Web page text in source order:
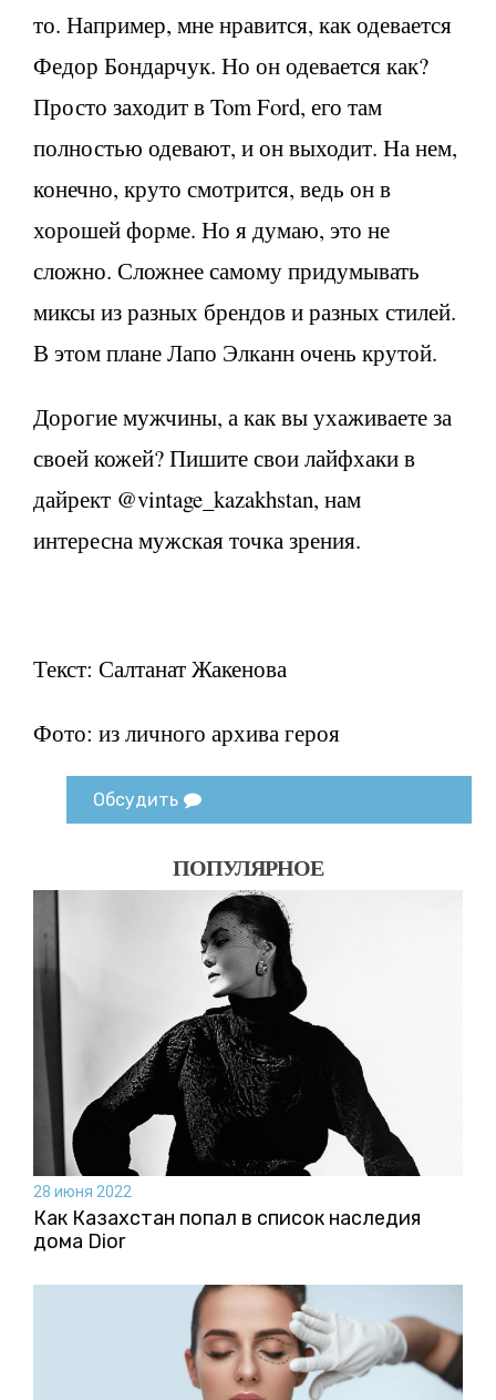
то. Например, мне нравится, как одевается
Федор Бондарчук. Но он одевается как?
Просто заходит в Tom Ford, его там
полностью одевают, и он выходит. На нем,
конечно, круто смотрится, ведь он в
хорошей форме. Но я думаю, это не
сложно. Сложнее самому придумывать
миксы из разных брендов и разных стилей.
В этом плане Лапо Элканн очень крутой.
Дорогие мужчины, а как вы ухаживаете за
своей кожей? Пишите свои лайфхаки в
дайрект @vintage_kazakhstan, нам
интересна мужская точка зрения.
Текст: Салтанат Жакенова
Фото: из личного архива героя
Обсудить
ПОПУЛЯРНОЕ
28 июня 2022
Как Казахстан попал в список наследия
дома Dior